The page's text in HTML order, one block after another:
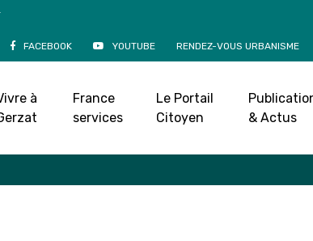
FACEBOOK YOUTUBE RENDEZ-VOUS URBANISME
à
France
services
Le Portail
Citoyen
& Actus
Accueil»Agenda